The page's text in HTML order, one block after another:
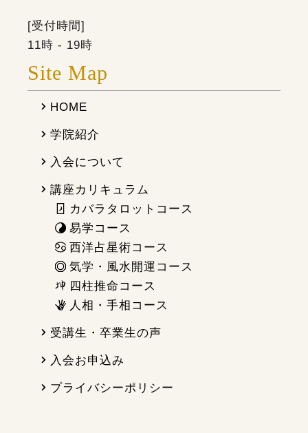
[受付時間]
11時 - 19時
Site Map
HOME
学院紹介
入会について
講座カリキュラム
カバラタロットコース
易学コース
西洋占星術コース
気学・風水開運コース
四柱推命コース
人相・手相コース
受講生・卒業生の声
入会お申込み
プライバシーポリシー